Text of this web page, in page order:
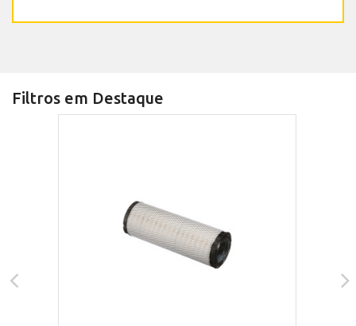
Filtros em Destaque